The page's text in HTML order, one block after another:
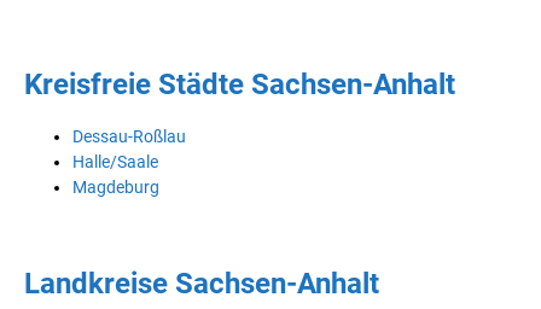
Kreisfreie Städte Sachsen-Anhalt
Dessau-Roßlau
Halle/Saale
Magdeburg
Landkreise Sachsen-Anhalt